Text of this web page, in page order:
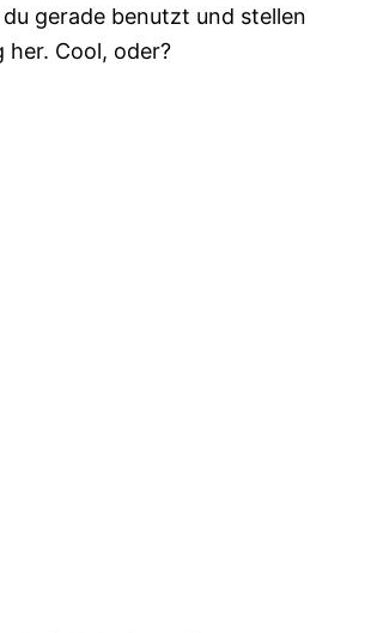
gerade benutzt und stellen
her. Cool, oder?